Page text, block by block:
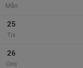
Mån
25
Tis
26
Ons